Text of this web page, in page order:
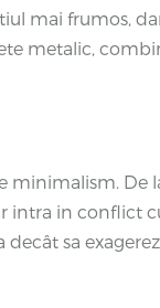
mai frumos,
metalic,
De
intra in conflict
sa